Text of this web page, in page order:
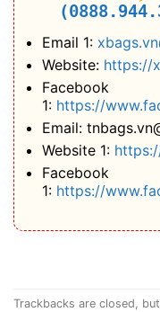
Email 1:
Website: https://
Facebook
1: https://
Email:
Website 1:
Facebook
1: https://
Trackbacks are closed,